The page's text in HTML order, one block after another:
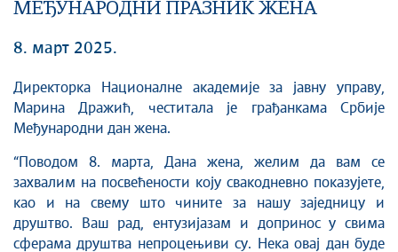
МЕЂУНАРОДНИ ПРАЗНИК ЖЕНА
8. март 2025.
Директорка Националне академије за јавну управу,
Марина Дражић, честитала је грађанкама Србије
Међународни дан жена.
“Поводом 8. марта, Дана жена, желим да вам се
захвалим на посвећености коју свакодневно показујете,
као и на свему што чините за нашу заједницу и
друштво. Ваш рад, ентузијазам и допринос у свима
сферама друштва непроцењиви су. Нека овај дан буде